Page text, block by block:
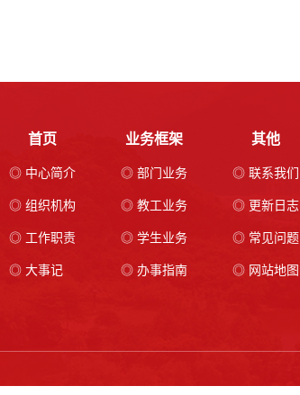
首页
◎ 中心简介
◎ 组织机构
◎ 工作职责
◎ 大事记
业务框架
◎ 部门业务
◎ 教工业务
◎ 学生业务
◎ 办事指南
其他
◎ 联系我们
◎ 更新日志
◎ 常见问题
◎ 网站地图